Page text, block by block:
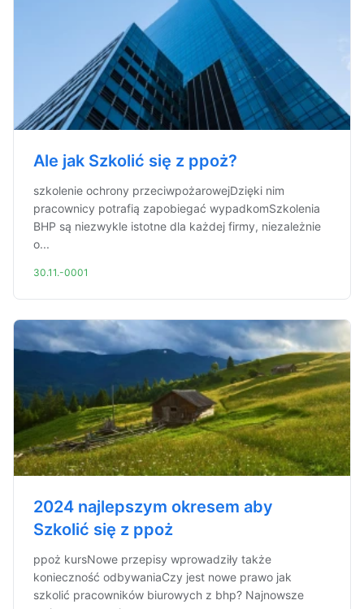
Ale jak Szkolić się z ppoż?
szkolenie ochrony przeciwpożarowejDzięki nim
pracownicy potrafią zapobiegać wypadkomSzkolenia
BHP są niezwykle istotne dla każdej firmy, niezależnie
o...
30.11.-0001
2024 najlepszym okresem aby
Szkolić się z ppoż
ppoż kursNowe przepisy wprowadziły także
konieczność odbywaniaCzy jest nowe prawo jak
szkolić pracowników biurowych z bhp? Najnowsze